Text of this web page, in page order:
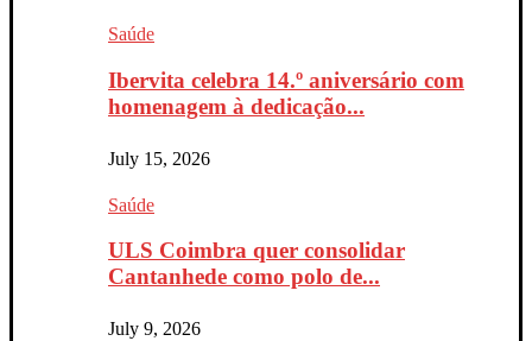
Saúde
Ibervita celebra 14.º aniversário com
homenagem à dedicação...
July 15, 2026
Saúde
ULS Coimbra quer consolidar
Cantanhede como polo de...
July 9, 2026